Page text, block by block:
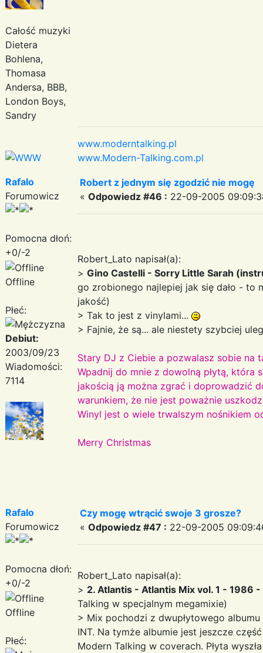
Całość muzyki
Dietera
Bohlena,
Thomasa
Andersa, BBB,
London Boys,
Sandry
www.moderntalking.pl
www.Modern-Talking.com.pl
Rafalo
Forumowicz
Pomocna dłoń:
+0/-2
Offline
Płeć:
Debiut:
2003/09/23
Wiadomości:
7114
Robert z jednym się zgodzić nie mogę
« Odpowiedz #46 : 22-09-2005
Robert_Lato napisał(a):
> Gino Castelli - Sorry Little Sarah
go zrobionego najlepiej jak się dało - to
jakość)
> Tak to jest z vinylami...
> Fajnie, że są... ale niestety szybciej
Stary DJ z Ciebie a pozwalasz sobie na
Wpadnij do mnie z dowolną płytą, która
jakością ją można zgrać i doprowadzić
warunkiem, że nie jest poważnie
Winyl jest o wiele trwalszym nośnikiem
Merry Christmas
Rafalo
Forumowicz
Pomocna dłoń:
+0/-2
Offline
Płeć:
Czy mogę wtrącić swoje 3 grosze?
« Odpowiedz #47 : 22-09-2005
Robert_Lato napisał(a):
> 2. Atlantis - Atlantis Mix vol. 1 - 1986
Talking w specjalnym megamixie)
> Mix pochodzi z dwupłytowego
INT. Na tymże albumie jest jeszcze
Modern Talking w coverach. Płyta